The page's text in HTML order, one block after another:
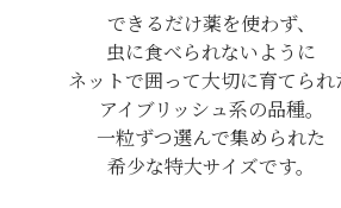
できるだけ薬を使わず、
虫に食べられないように
ネットで囲って大切に育てられ
アイブリッシュ系の品種。
一粒ずつ選んで集められた
希少な特大サイズです。